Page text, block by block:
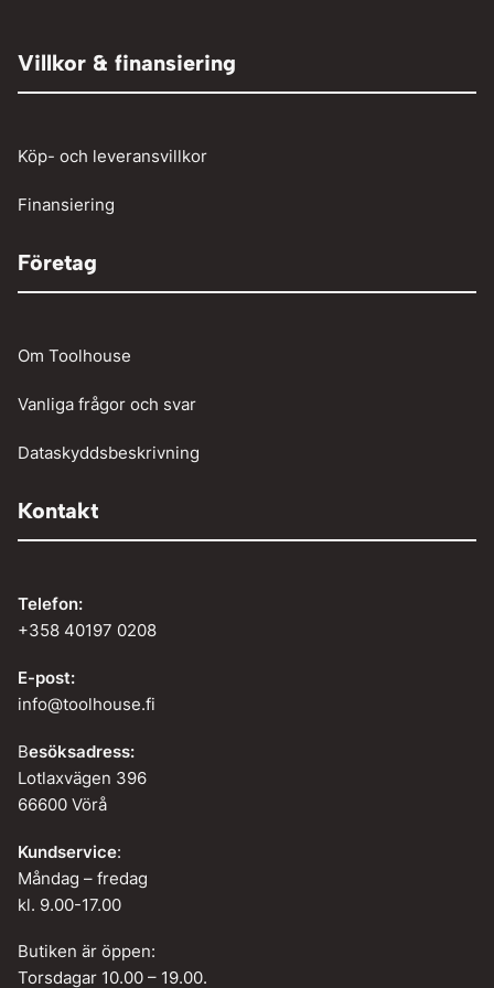
Verkstadstvätt
Vinschar
Person och paketbil
Villkor & finansiering
Köp- och leveransvillkor
Finansiering
Företag
Om Toolhouse
Vanliga frågor och svar
Dataskyddsbeskrivning
Kontakt
Telefon:
+358 40197 0208
E-post:
info@toolhouse.fi
Besöksadress:
Lotlaxvägen 396
66600 Vörå
Kundservice:
Måndag – fredag
kl. 9.00-17.00
Butiken är öppen:
Torsdagar 10.00 – 19.00.